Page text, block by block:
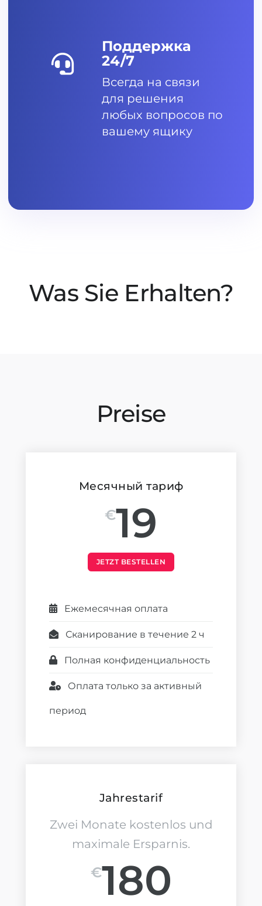
Поддержка
24/7
Всегда на связи
для решения
любых вопросов по
вашему ящику
Was Sie Erhalten?
Preise
Месячный тариф
€19
JETZT BESTELLEN
Ежемесячная оплата
Сканирование в течение 2 ч
Полная конфиденциальность
Оплата только за активный
период
Jahrestarif
Zwei Monate kostenlos und
maximale Ersparnis.
€180